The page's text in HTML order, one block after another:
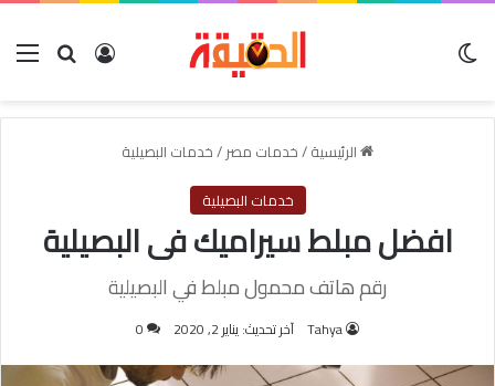
بحث عنتسجيل
الرئيسية/خدمات مصر/خدمات البصيلية
خدمات البصيلية
افضل مبلط سيراميك فى البصيلية
رقم هاتف محمول مبلط في البصيلية
Tahya آخر تحديث: يناير 2, 2020 0